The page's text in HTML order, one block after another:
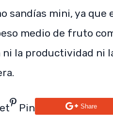
sandías mini, ya
medio de fruto
la productividad ni
Pin Share